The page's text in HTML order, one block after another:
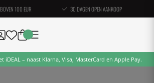
100 EUR 30 DAGEN OPEN AANKOOP
iDEAL – naast Klarna, Visa, MasterCard en Apple Pay.